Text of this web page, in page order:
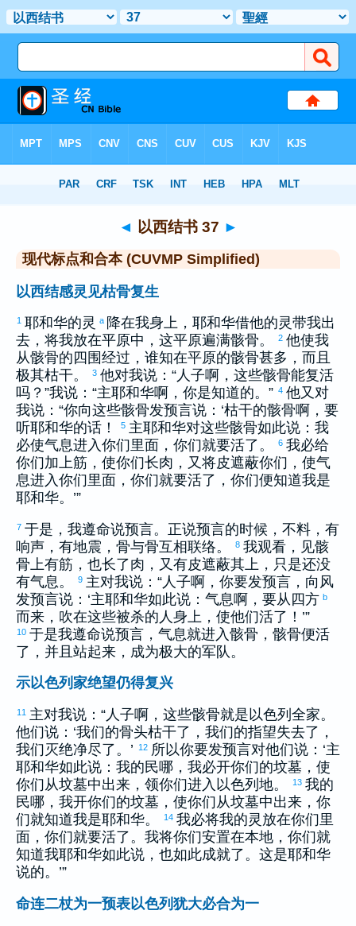
> 以西结书 37
◄ 以西结书 37 ►
现代标点和合本 (CUVMP Simplified)
以西结感灵见枯骨复生
1 耶和华的灵 a 降在我身上，耶和华借他的灵带我出
去，将我放在平原中，这平原遍满骸骨。
2 他使我
从骸骨的四围经过，谁知在平原的骸骨甚多，而且
极其枯干。
3 他对我说：“人子啊，这些骸骨能复活
吗？”我说：“主耶和华啊，你是知道的。” 4 他又对
我说：“你向这些骸骨发预言说：‘枯干的骸骨啊，要
听耶和华的话！
5 主耶和华对这些骸骨如此说：我
必使气息进入你们里面，你们就要活了。
6 我必给
你们加上筋，使你们长肉，又将皮遮蔽你们，使气
息进入你们里面，你们就要活了，你们便知道我是
耶和华。’”
7 于是，我遵命说预言。正说预言的时候，不料，有
响声，有地震，骨与骨互相联络。
8 我观看，见骸
骨上有筋，也长了肉，又有皮遮蔽其上，只是还没
有气息。
9 主对我说：“人子啊，你要发预言，向风
发预言说：‘主耶和华如此说：气息啊，要从四方 b
而来，吹在这些被杀的人身上，使他们活了！’”
10 于是我遵命说预言，气息就进入骸骨，骸骨便活
了，并且站起来，成为极大的军队。
示以色列家绝望仍得复兴
11 主对我说：“人子啊，这些骸骨就是 以色列 全家。
他们说：‘我们的骨头枯干了，我们的指望失去了，
我们灭绝净尽了。’
12 所以你要发预言对他们说：‘主
耶和华如此说：我的民哪，我必开你们的坟墓，使
你们从坟墓中出来，领你们进入 以色列 地。 13 我的
民哪，我开你们的坟墓，使你们从坟墓中出来，你
们就知道我是耶和华。
14 我必将我的灵放在你们里
面，你们就要活了。我将你们安置在本地，你们就
知道我耶和华如此说，也如此成就了。这是耶和华
说的。’”
命连二杖为一预表以色列犹大必合为一